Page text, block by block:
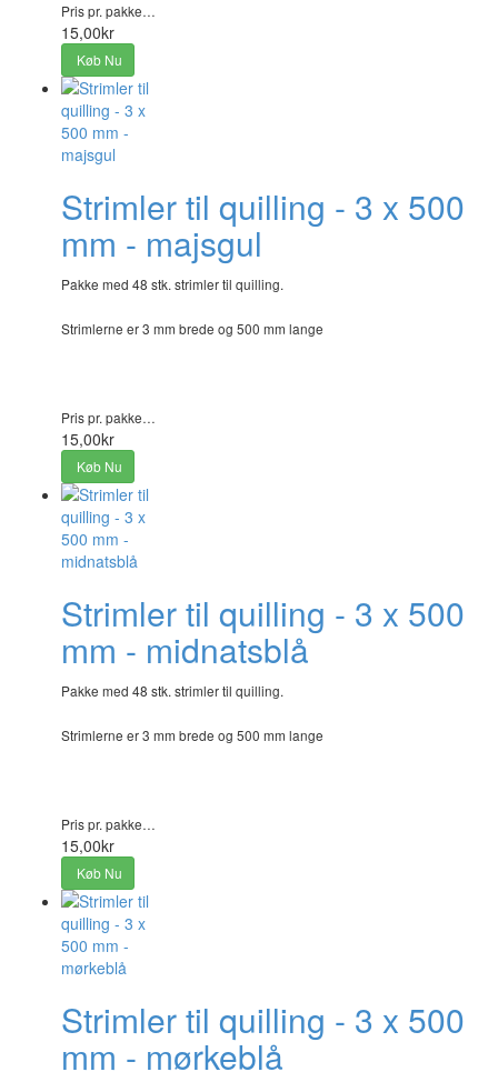
Pris pr. pakke…
15,00kr
Køb Nu
Strimler til quilling - 3 x 500
mm - majsgul
Pakke med 48 stk. strimler til quilling.
Strimlerne er 3 mm brede og 500 mm lange
Pris pr. pakke…
15,00kr
Køb Nu
Strimler til quilling - 3 x 500
mm - midnatsblå
Pakke med 48 stk. strimler til quilling.
Strimlerne er 3 mm brede og 500 mm lange
Pris pr. pakke…
15,00kr
Køb Nu
Strimler til quilling - 3 x 500
mm - mørkeblå